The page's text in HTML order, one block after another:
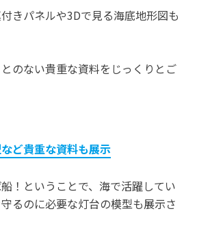
きパネルや3Dで見る海底地形図も
のない貴重な資料をじっくりとご
ど貴重な資料も展示
！ということで、海で活躍してい
るのに必要な灯台の模型も展示さ